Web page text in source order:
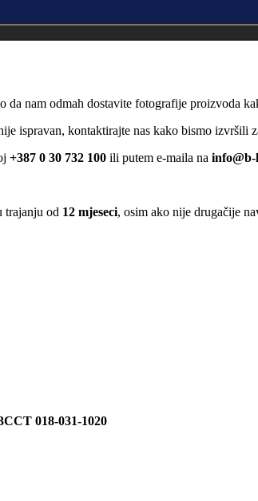
da nam odmah dostavite fotografije proizvoda
ispravan, kontaktirajte nas kako bismo izvršili
+387 0 30 732 100 ili putem e-maila na
trajanju od 12 mjeseci, osim ako nije drugačije
018-031-1020